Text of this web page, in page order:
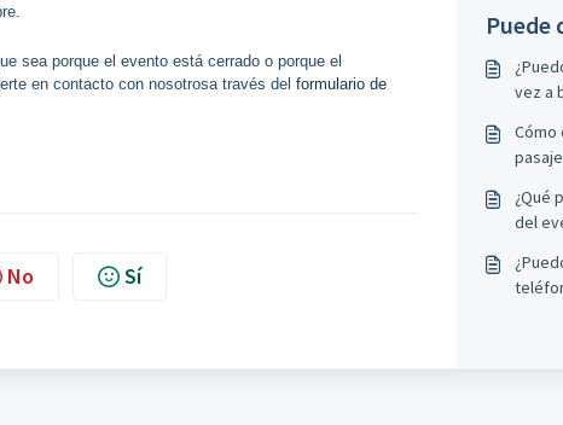
sea porque el evento está cerrado o porque el
en contacto con nosotrosa través del formulario de
No Sí
Puede
vez a
Cómo
¿Qué
del